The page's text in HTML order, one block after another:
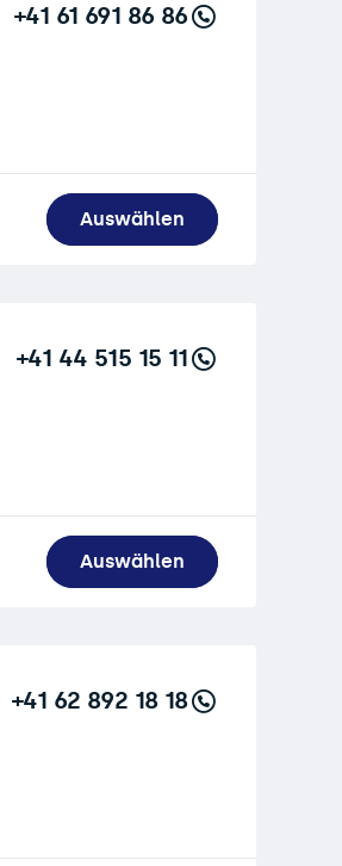
+41 61 691 86 86
Auswählen
+41 44 515 15 11
Auswählen
+41 62 892 18 18